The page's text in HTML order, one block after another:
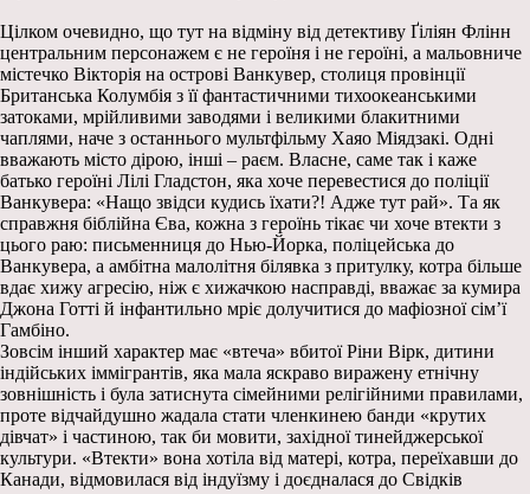
Цілком очевидно, що тут на відміну від детективу Ґіліян Флінн
центральним персонажем є не героїня і не героїні, а мальовниче
містечко Вікторія на острові Ванкувер, столиця провінції
Британська Колумбія з її фантастичними тихоокеанськими
затоками, мрійливими заводями і великими блакитними
чаплями, наче з останнього мультфільму Хаяо Міядзакі. Одні
вважають місто дірою, інші – раєм. Власне, саме так і каже
батько героїні Лілі Гладстон, яка хоче перевестися до поліції
Ванкувера: «Нащо звідси кудись їхати?! Адже тут рай». Та як
справжня біблійна Єва, кожна з героїнь тікає чи хоче втекти з
цього раю: письменниця до Нью-Йорка, поліцейська до
Ванкувера, а амбітна малолітня білявка з притулку, котра більше
вдає хижу агресію, ніж є хижачкою насправді, вважає за кумира
Джона Готті й інфантильно мріє долучитися до мафіозної сім’ї
Гамбіно.
Зовсім інший характер має «втеча» вбитої Ріни Вірк, дитини
індійських іммігрантів, яка мала яскраво виражену етнічну
зовнішність і була затиснута сімейними релігійними правилами,
проте відчайдушно жадала стати членкинею банди «крутих
дівчат» і частиною, так би мовити, західної тинейджерської
культури. «Втекти» вона хотіла від матері, котра, переїхавши до
Канади, відмовилася від індуїзму і доєдналася до Свідків